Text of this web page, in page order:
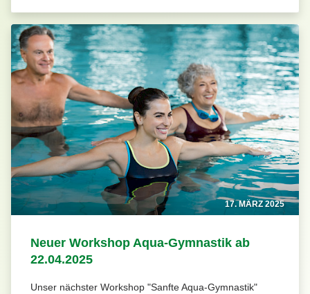
17. MÄRZ 2025
Neuer Workshop Aqua-Gymnastik ab
22.04.2025
Unser nächster Workshop "Sanfte Aqua-Gymnastik"